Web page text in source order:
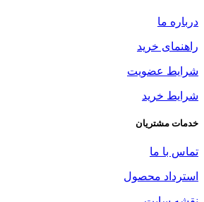
درباره ما
راهنمای خرید
شرایط عضویت
شرایط خرید
خدمات مشتریان
تماس با ما
استرداد محصول